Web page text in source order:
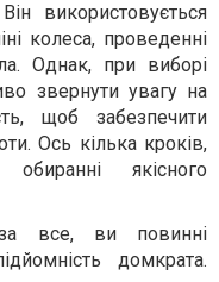
використовується
колеса, проведенні
Однак, при виборі
звернути увагу на
щоб забезпечити
Ось кілька кроків,
якісного
за все, ви повинні
домкрата.